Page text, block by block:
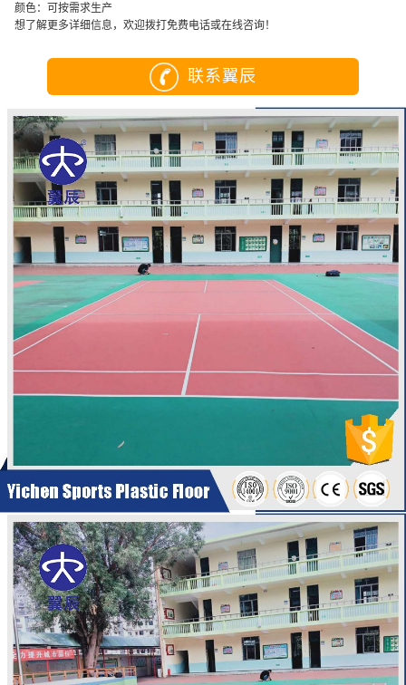
颜色：可按需求生产
想了解更多详细信息，欢迎拨打免费电话或在线咨询！
联系翼辰